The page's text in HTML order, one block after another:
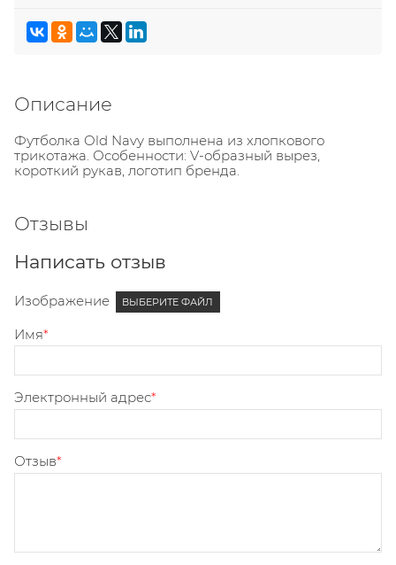
Описание
Футболка Old Navy выполнена из хлопкового
трикотажа. Особенности: V-образный вырез,
короткий рукав, логотип бренда.
Отзывы
Написать отзыв
Изображение ВЫБЕРИТЕ ФАЙЛ
Имя
Электронный адрес
Отзыв